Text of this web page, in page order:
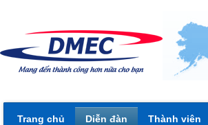
Trang chủ Diễn đàn Thành viên